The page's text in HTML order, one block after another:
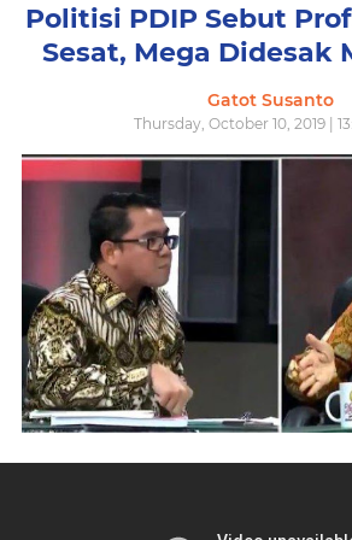
Politisi PDIP Sebut
Sesat, Mega Didesak
Gatot Susanto
Thursday, October 10, 2019 |